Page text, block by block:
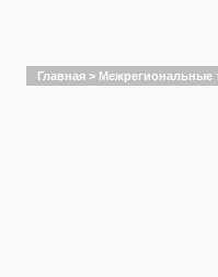
Главная > Межрегиональные